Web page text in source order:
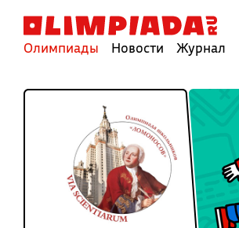
Олимпиады Новости Журнал